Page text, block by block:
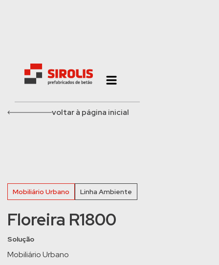
voltar à página inicial
Mobiliário Urbano Linha Ambiente
Floreira R1800
Solução
Mobiliário Urbano